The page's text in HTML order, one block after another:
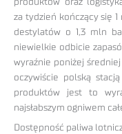
produktów oraz
za tydzień kończący się 1
destylatów o 1,3 mln
niewielkie odbicie
wyraźnie poniżej
oczywiście polską
produktów jest to
najsłabszym ogniwem
Dostępność paliwa